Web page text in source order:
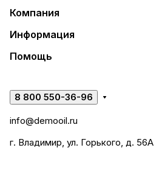
Компания
Информация
Помощь
8 800 550-36-96
info@demooil.ru
г. Владимир, ул. Горького, д. 56А